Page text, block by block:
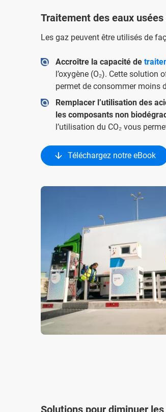
Traitement des eaux
Les gaz peuvent être utilisés de
Accroître la capacité de
l’oxygène (O₂). Cette
permet de consommer moins
Remplacer l’utilisation des
les composants non
l’utilisation du CO₂ vous
Téléchargez notre eBook